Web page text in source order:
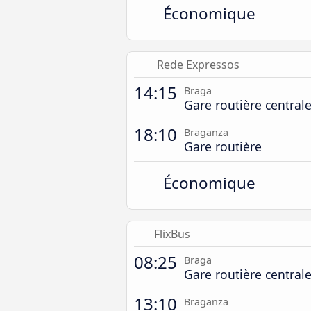
Économique
Rede Expressos
14:15 Braga
Gare routière centrale
18:10 Braganza
Gare routière
Économique
FlixBus
08:25 Braga
Gare routière centrale
13:10 Braganza